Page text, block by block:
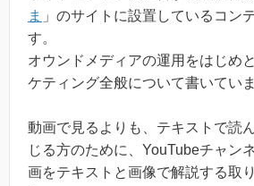
ま 」のサイトに設置しているコン
す。
オウンドメディアの運用をはじめ
ケティング全般について書いていま
動画で見るよりも、テキストで読
じる方のために、YouTubeチャン
画をテキストと画像で解説する取